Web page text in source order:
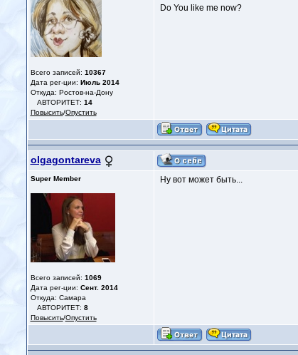
Всего записей: 10367
Дата рег-ции: Июль 2014
Откуда: Ростов-на-Дону
АВТОРИТЕТ: 14
Повысить/Опустить
Do You like me now?
olgagontareva
Super Member
Всего записей: 1069
Дата рег-ции: Сент. 2014
Откуда: Самара
АВТОРИТЕТ: 8
Повысить/Опустить
Ну вот может быть...